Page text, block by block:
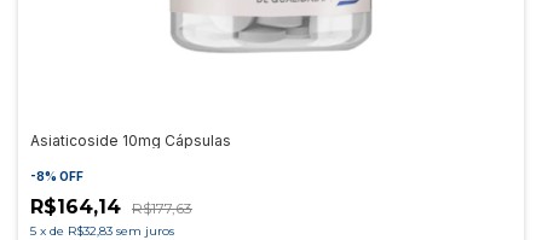
Asiaticoside 10mg Cápsulas
-8% OFF
R$164,14 R$177,63
5 x de R$32,83 sem juros